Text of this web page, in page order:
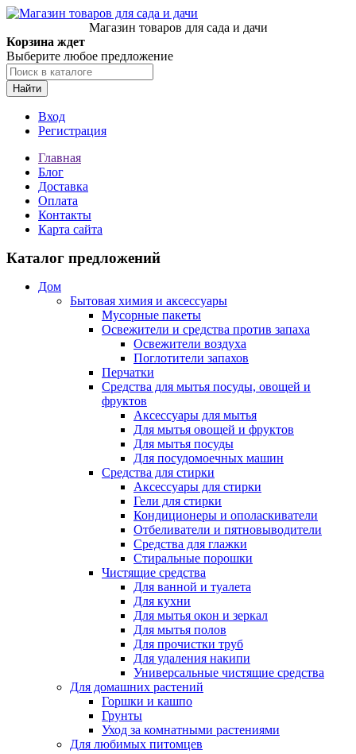
Магазин товаров для сада и дачи
Корзина ждет
Выберите любое предложение
Найти
Вход
Регистрация
Главная
Блог
Доставка
Оплата
Контакты
Карта сайта
Каталог предложений
Дом
Бытовая химия и аксессуары
Мусорные пакеты
Освежители и средства против запаха
Освежители воздуха
Поглотители запахов
Перчатки
Средства для мытья посуды, овощей и
фруктов
Аксессуары для мытья
Для мытья овощей и фруктов
Для мытья посуды
Для посудомоечных машин
Средства для стирки
Аксессуары для стирки
Гели для стирки
Кондиционеры и ополаскиватели
Отбеливатели и пятновыводители
Средства для глажки
Стиральные порошки
Чистящие средства
Для ванной и туалета
Для кухни
Для мытья окон и зеркал
Для мытья полов
Для прочистки труб
Для удаления накипи
Универсальные чистящие средства
Для домашних растений
Горшки и кашпо
Грунты
Уход за комнатными растениями
Для любимых питомцев